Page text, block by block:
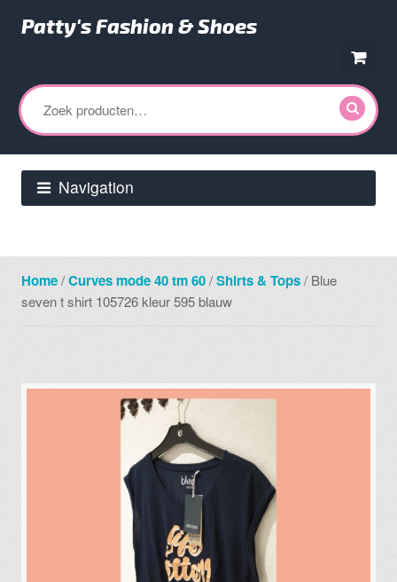
naar
navigatie
naar
de
inhoud
Patty's Fashion & Shoes
Zoeken
naar:
Navigation
Home/Curves mode 40 tm 60/Shirts & Tops/ Blue
seven t shirt 105726 kleur 595 blauw